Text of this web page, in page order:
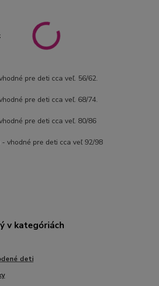
pre deti cca veľ. 56/62.
pre deti cca veľ. 68/74.
pre deti cca veľ. 80/86
- vhodné pre deti cca veľ 92/98
v kategóriách
deti